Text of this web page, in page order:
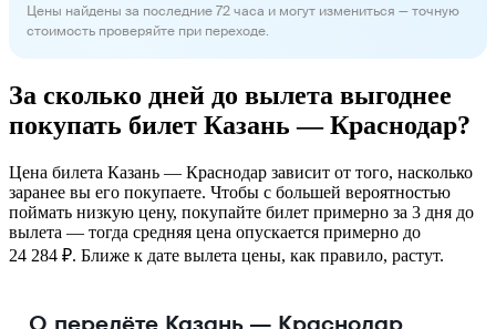
Цены найдены за последние 72 часа и могут измениться — точную
стоимость проверяйте при переходе.
За сколько дней до вылета выгоднее
покупать билет Казань — Краснодар?
Цена билета Казань — Краснодар зависит от того, насколько
заранее вы его покупаете. Чтобы с большей вероятностью
поймать низкую цену, покупайте билет примерно за 3 дня до
вылета — тогда средняя цена опускается примерно до
24 284 ₽. Ближе к дате вылета цены, как правило, растут.